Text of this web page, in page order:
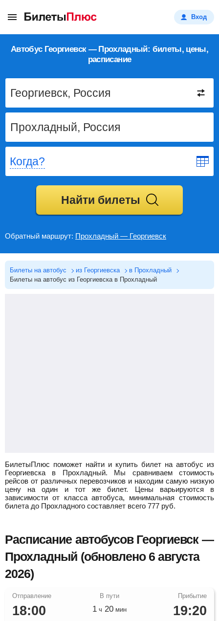
Вход
Автобус Георгиевск — Прохладный: билеты, цены,
расписание
Когда?
Найти билеты
Обратный маршрут: Прохладный — Георгиевск
Билеты на автобус из Георгиевска
в Прохладный
Билеты на автобус из Георгиевска в Прохладный
БилетыПлюс поможет найти и купить билет на автобус из
Георгиевска в Прохладный.
Мы сравниваем стоимость
рейсов от различных перевозчиков и находим самую низкую
цену на один и тот же билет. Цены варьируются в
зависимости от класса автобуса, минимальная стоимость
билета до Прохладного составляет всего 777 руб.
Расписание автобусов Георгиевск —
Прохладный (обновлено 6 августа
2026)
18:00 19:20
1 ч 20 мин